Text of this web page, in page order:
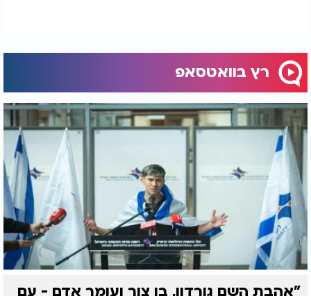
רץ בוואטסאפ
"אהבת השם גורדון, בן צור ועומר אדם - עם